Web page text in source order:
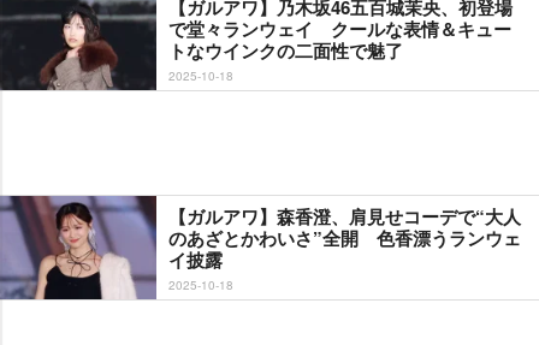
【ガルアワ】乃木坂46五百城茉央、初登場
で堂々ランウェイ クールな表情＆キュー
トなウインクの二面性で魅了
2025-10-18
【ガルアワ】森香澄、肩見せコーデで“大人
のあざとかわいさ”全開 色香漂うランウェ
イ披露
2025-10-18